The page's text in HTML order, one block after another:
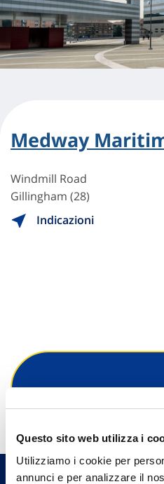
Questo sito web utilizza i
Utilizziamo i cookie per
annunci e per analizzare il
Medway
Windmill Road
Gillingham (28)
Indicazioni
Trova l'Agenzia più
un nostro Agente.